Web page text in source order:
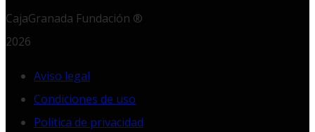
CajaGranada Fundación ®
2026
Aviso legal
Condiciones de uso
Política de privacidad